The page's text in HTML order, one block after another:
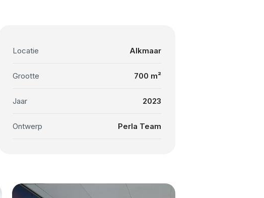
Locatie Alkmaar
Grootte 700 m²
Jaar 2023
Ontwerp Perla Team